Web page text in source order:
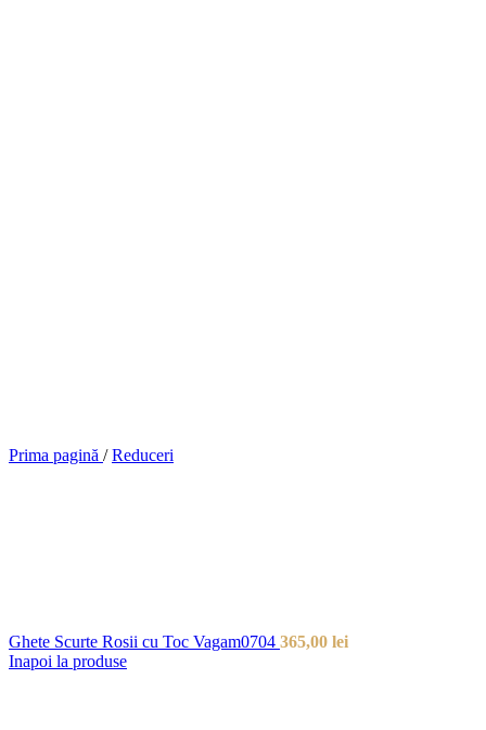
Prima pagină / Reduceri
Ghete Scurte Rosii cu Toc Vagam0704 365,00 lei
Inapoi la produse